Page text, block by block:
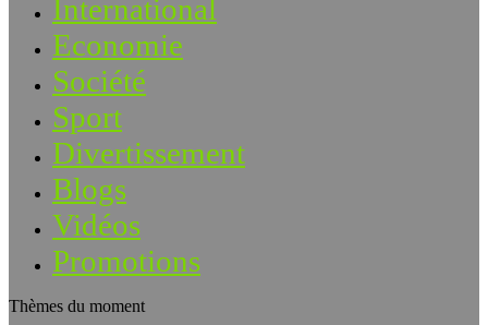
International
Economie
Société
Sport
Divertissement
Blogs
Vidéos
Promotions
Thèmes du moment